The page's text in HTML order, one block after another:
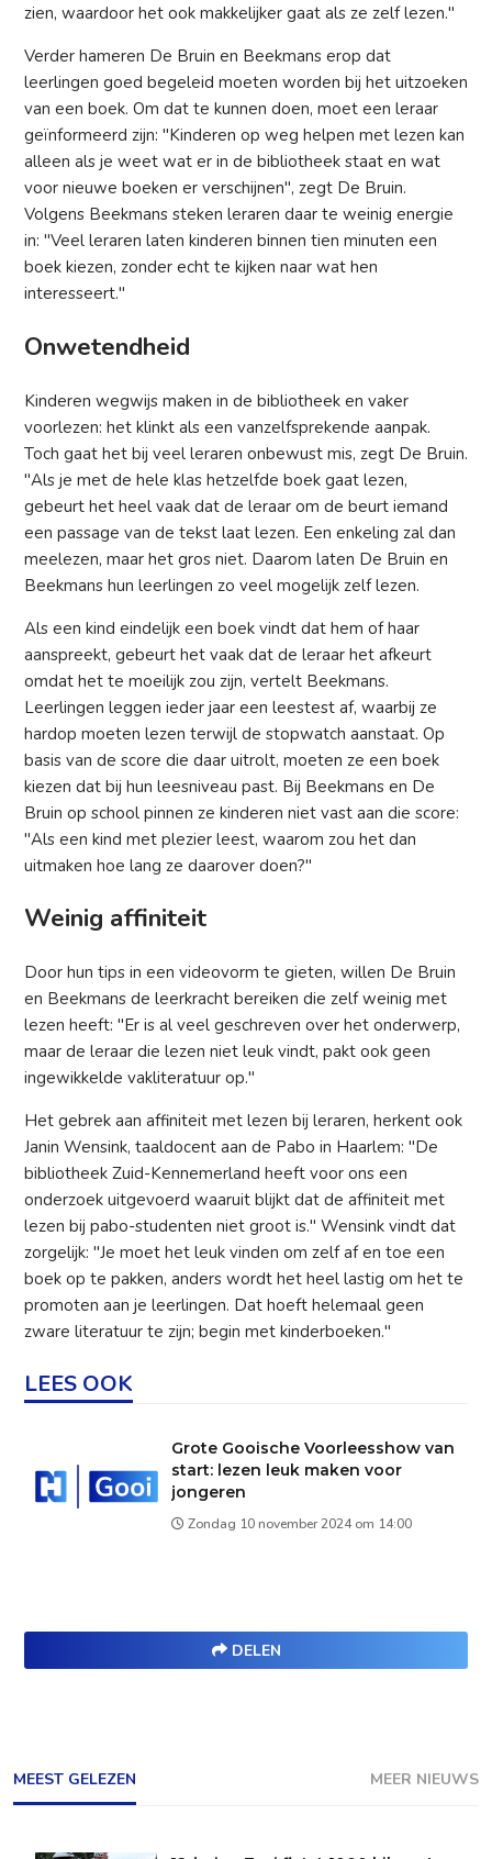
zien, waardoor het ook makkelijker gaat als ze zelf lezen."
Verder hameren De Bruin en Beekmans erop dat
leerlingen goed begeleid moeten worden bij het uitzoeken
van een boek. Om dat te kunnen doen, moet een leraar
geïnformeerd zijn: "Kinderen op weg helpen met lezen kan
alleen als je weet wat er in de bibliotheek staat en wat
voor nieuwe boeken er verschijnen", zegt De Bruin.
Volgens Beekmans steken leraren daar te weinig energie
in: "Veel leraren laten kinderen binnen tien minuten een
boek kiezen, zonder echt te kijken naar wat hen
interesseert."
Onwetendheid
Kinderen wegwijs maken in de bibliotheek en vaker
voorlezen: het klinkt als een vanzelfsprekende aanpak.
Toch gaat het bij veel leraren onbewust mis, zegt De Bruin.
"Als je met de hele klas hetzelfde boek gaat lezen,
gebeurt het heel vaak dat de leraar om de beurt iemand
een passage van de tekst laat lezen. Een enkeling zal dan
meelezen, maar het gros niet. Daarom laten De Bruin en
Beekmans hun leerlingen zo veel mogelijk zelf lezen.
Als een kind eindelijk een boek vindt dat hem of haar
aanspreekt, gebeurt het vaak dat de leraar het afkeurt
omdat het te moeilijk zou zijn, vertelt Beekmans.
Leerlingen leggen ieder jaar een leestest af, waarbij ze
hardop moeten lezen terwijl de stopwatch aanstaat. Op
basis van de score die daar uitrolt, moeten ze een boek
kiezen dat bij hun leesniveau past. Bij Beekmans en De
Bruin op school pinnen ze kinderen niet vast aan die score:
"Als een kind met plezier leest, waarom zou het dan
uitmaken hoe lang ze daarover doen?"
Weinig affiniteit
Door hun tips in een videovorm te gieten, willen De Bruin
en Beekmans de leerkracht bereiken die zelf weinig met
lezen heeft: "Er is al veel geschreven over het onderwerp,
maar de leraar die lezen niet leuk vindt, pakt ook geen
ingewikkelde vakliteratuur op."
Het gebrek aan affiniteit met lezen bij leraren, herkent ook
Janin Wensink, taaldocent aan de Pabo in Haarlem: "De
bibliotheek Zuid-Kennemerland heeft voor ons een
onderzoek uitgevoerd waaruit blijkt dat de affiniteit met
lezen bij pabo-studenten niet groot is." Wensink vindt dat
zorgelijk: "Je moet het leuk vinden om zelf af en toe een
boek op te pakken, anders wordt het heel lastig om het te
promoten aan je leerlingen. Dat hoeft helemaal geen
zware literatuur te zijn; begin met kinderboeken."
LEES OOK
Grote Gooische Voorleesshow van
start: lezen leuk maken voor
jongeren
Zondag 10 november 2024 om 14:00
DELEN
MEEST GELEZEN MEER NIEUWS